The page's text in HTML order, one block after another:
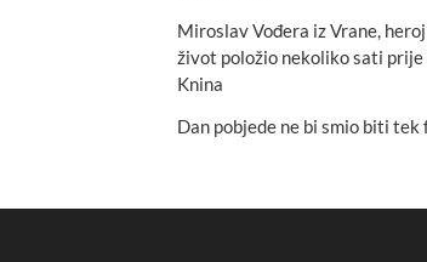
Miroslav Vođera iz Vrane,
život položio nekoliko sati prije
Knina
Dan pobjede ne bi smio biti tek